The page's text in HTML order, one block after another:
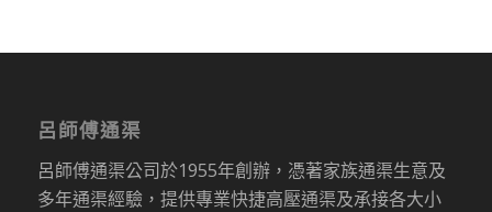
呂師傅通渠
呂師傅通渠公司於1955年創辦，憑著家族通渠生意及
多年通渠經驗，提供專業快捷高壓通渠及承接各大小